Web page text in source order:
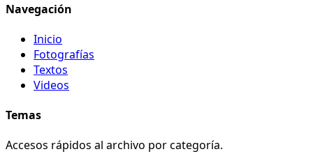
Navegación
Inicio
Fotografías
Textos
Videos
Temas
Accesos rápidos al archivo por categoría.